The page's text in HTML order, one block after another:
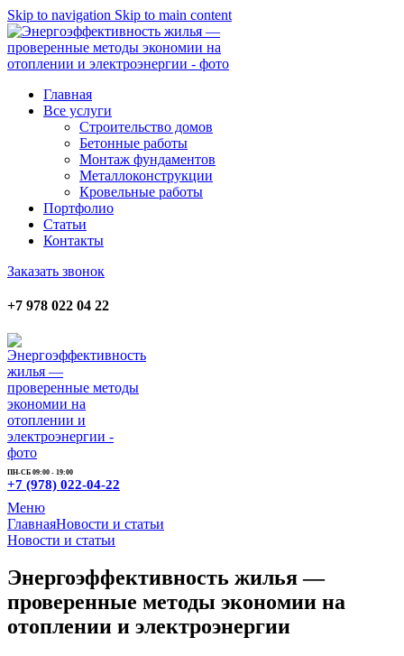
Skip to navigation Skip to main content
Главная
Все услуги
Строительство домов
Бетонные работы
Монтаж фундаментов
Металлоконструкции
Кровельные работы
Портфолио
Статьи
Контакты
Заказать звонок
+7 978 022 04 22
ПН-СБ 09:00 - 19:00
+7 (978) 022-04-22
Меню
ГлавнаяНовости и статьи
Новости и статьи
Энергоэффективность жилья —
проверенные методы экономии на
отоплении и электроэнергии